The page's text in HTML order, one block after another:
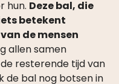
betekent
de mensen
allen samen
resterende tijd van
de bal nog botsen in